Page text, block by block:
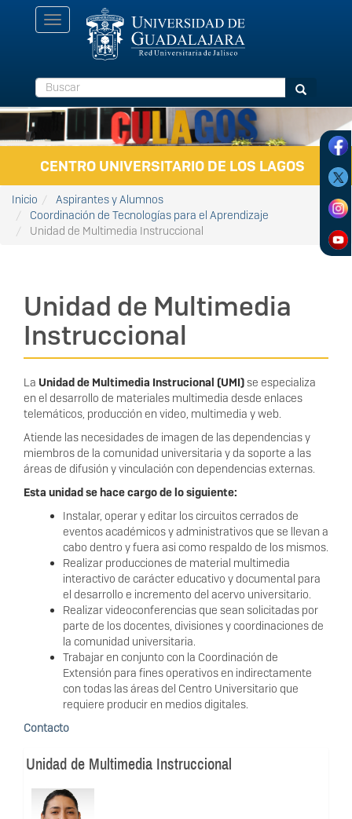
Pasar al contenido principal
Toggle
navigation
Buscar Buscar
CENTRO UNIVERSITARIO DE LOS LAGOS
Inicio
Aspirantes y Alumnos
Coordinación de Tecnologías para el Aprendizaje
Unidad de Multimedia Instruccional
Unidad de Multimedia
Instruccional
La Unidad de Multimedia Instrucional (UMI)se especializa
en el desarrollo de materiales multimedia desde enlaces
telemáticos, producción en video, multimedia y web.
Atiende las necesidades de imagen de las dependencias y
miembros de la comunidad universitaria y da soporte a las
áreas de difusión y vinculación con dependencias externas.
Esta unidad se hace cargo de lo siguiente:
Instalar, operar y editar los circuitos cerrados de
eventos académicos y administrativos que se llevan a
cabo dentro y fuera asi como respaldo de los mismos.
Realizar producciones de material multimedia
interactivo de carácter educativo y documental para
el desarrollo e incremento del acervo universitario.
Realizar videoconferencias que sean solicitadas por
parte de los docentes, divisiones y coordinaciones de
la comunidad universitaria.
Trabajar en conjunto con la Coordinación de
Extensión para fines operativos en indirectamente
con todas las áreas del Centro Universitario que
requiere producir en medios digitales.
Contacto
Unidad de Multimedia Instruccional